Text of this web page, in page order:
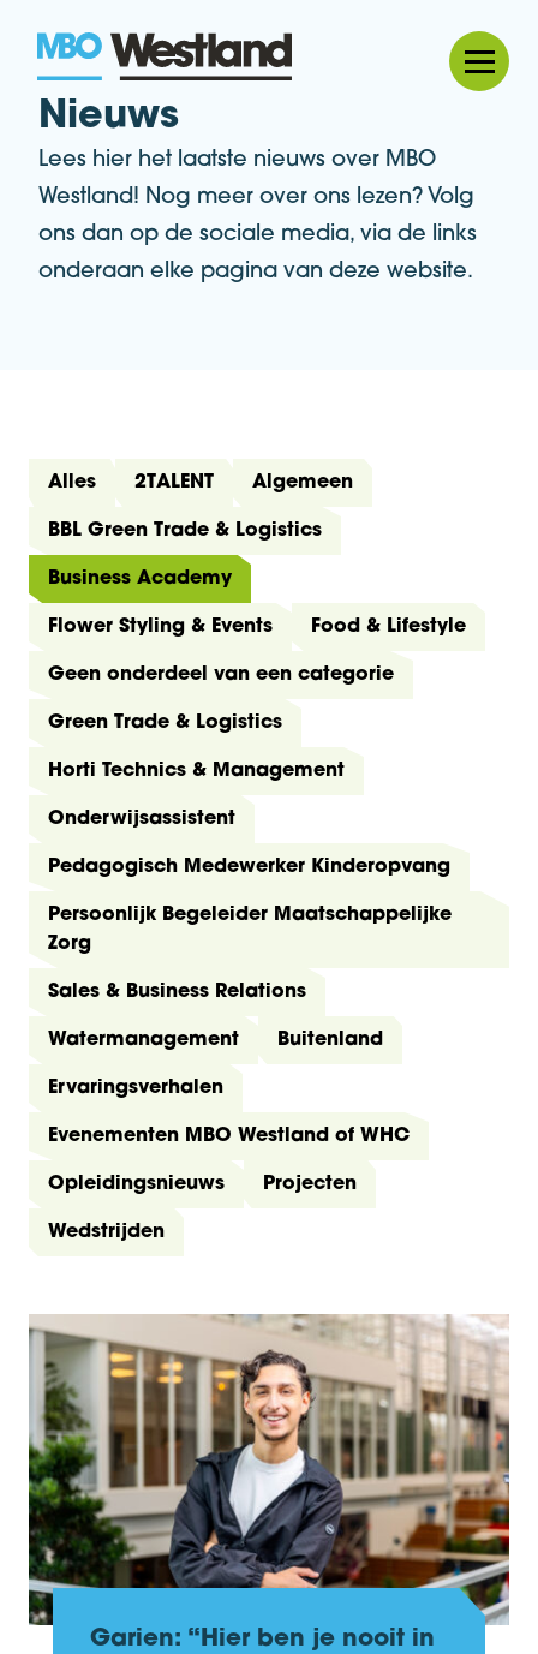
MBO Westland
Nieuws
Lees hier het laatste nieuws over MBO
Westland! Nog meer over ons lezen? Volg
ons dan op de sociale media, via de links
onderaan elke pagina van deze website.
Alles 2TALENT Algemeen
BBL Green Trade & Logistics
Business Academy
Flower Styling & Events Food & Lifestyle
Geen onderdeel van een categorie
Green Trade & Logistics
Horti Technics & Management
Onderwijsassistent
Pedagogisch Medewerker Kinderopvang
Persoonlijk Begeleider Maatschappelijke
Zorg
Sales & Business Relations
Watermanagement Buitenland
Ervaringsverhalen
Evenementen MBO Westland of WHC
Opleidingsnieuws Projecten
Wedstrijden
Garien: “Hier ben je nooit in